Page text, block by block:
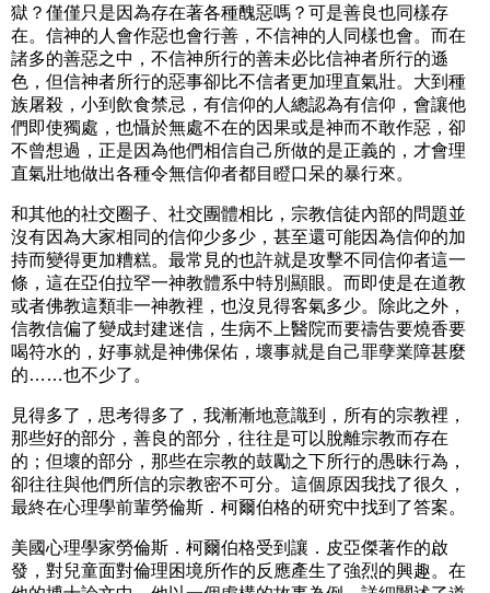
獄？僅僅只是因為存在著各種醜惡嗎？可是善良也同樣存
在。信神的人會作惡也會行善，不信神的人同樣也會。而在
諸多的善惡之中，不信神所行的善未必比信神者所行的遜
色，但信神者所行的惡事卻比不信者更加理直氣壯。大到種
族屠殺，小到飲食禁忌，有信仰的人總認為有信仰，會讓他
們即使獨處，也懾於無處不在的因果或是神而不敢作惡，卻
不曾想過，正是因為他們相信自己所做的是正義的，才會理
直氣壯地做出各種令無信仰者都目瞪口呆的暴行來。
和其他的社交圈子、社交團體相比，宗教信徒內部的問題並
沒有因為大家相同的信仰少多少，甚至還可能因為信仰的加
持而變得更加糟糕。最常見的也許就是攻擊不同信仰者這一
條，這在亞伯拉罕一神教體系中特別顯眼。而即使是在道教
或者佛教這類非一神教裡，也沒見得客氣多少。除此之外，
信教信偏了變成封建迷信，生病不上醫院而要禱告要燒香要
喝符水的，好事就是神佛保佑，壞事就是自己罪孽業障甚麼
的……也不少了。
見得多了，思考得多了，我漸漸地意識到，所有的宗教裡，
那些好的部分，善良的部分，往往是可以脫離宗教而存在
的；但壞的部分，那些在宗教的鼓勵之下所行的愚昧行為，
卻往往與他們所信的宗教密不可分。這個原因我找了很久，
最終在心理學前輩勞倫斯．柯爾伯格的研究中找到了答案。
美國心理學家勞倫斯．柯爾伯格受到讓．皮亞傑著作的啟
發，對兒童面對倫理困境所作的反應產生了強烈的興趣。在